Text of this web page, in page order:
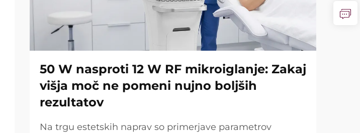
50 W nasproti 12 W RF mikroiglanje: Zakaj
višja moč ne pomeni nujno boljših
rezultatov
Na trgu estetskih naprav so primerjave parametrov